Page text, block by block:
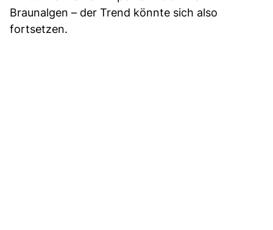
Braunalgen – der Trend könnte sich also
fortsetzen.